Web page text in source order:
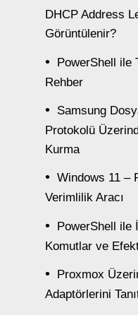
DHCP Address
Görüntülenir?
PowerShell ile
Rehber
Samsung
Protokolü
Kurma
Windows 11 –
Verimlilik Aracı
PowerShell ile
Komutlar ve
Proxmox
Adaptörlerini